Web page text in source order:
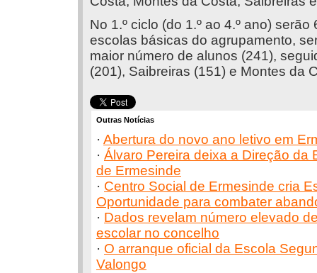
No 1.º ciclo (do 1.º ao 4.º ano)
escolas básicas do agrupamento,
maior número de alunos (241),
(201), Saibreiras (151) e Montes da
Outras Notícias
· Abertura do novo ano letivo em
· Álvaro Pereira deixa a Direção da
de Ermesinde
· Centro Social de Ermesinde cria
Oportunidade para combater
· Dados revelam número elevado
escolar no concelho
· O arranque oficial da Escola
Valongo